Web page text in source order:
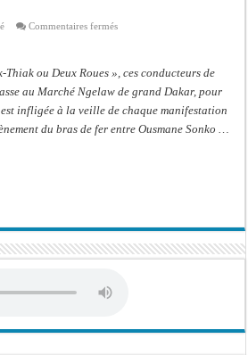
Commentaires ferméssur
:
Coursiers
livreurs
au
Thiak ou Deux Roues », ces conducteurs de
au Marché Ngelaw de grand Dakar, pour
est infligée à la veille de chaque manifestation
du bras de fer entre Ousmane Sonko …